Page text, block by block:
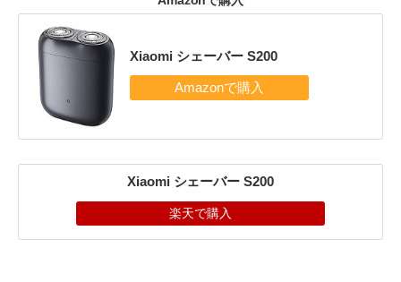
Xiaomi シェーバー S200
Xiaomi シェーバー S200
楽天で購入